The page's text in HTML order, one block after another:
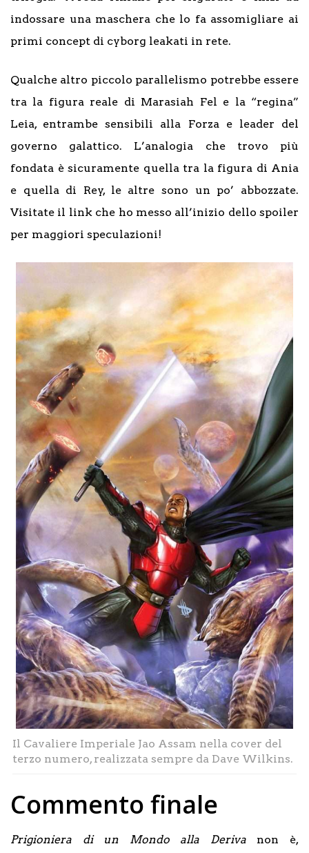
indossare una maschera che lo fa assomigliare ai
primi concept di cyborg leakati in rete.
Qualche altro piccolo parallelismo potrebbe essere
tra la figura reale di Marasiah Fel e la “regina”
Leia, entrambe sensibili alla Forza e leader del
governo galattico. L’analogia che trovo più
fondata è sicuramente quella tra la figura di Ania
e quella di Rey, le altre sono un po’ abbozzate.
Visitate il link che ho messo all’inizio dello spoiler
per maggiori speculazioni!
Il Cavaliere Imperiale Jao Assam nella cover del
terzo numero, realizzata sempre da Dave Wilkins.
Commento finale
Prigioniera di un Mondo alla Derivanon è,